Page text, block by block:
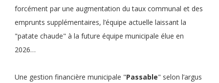
forcément par une augmentation du taux communal et des
emprunts supplémentaires, l’équipe actuelle laissant la
"patate chaude" à la future équipe municipale élue en
2026…
Une gestion financière municipale "Passable" selon l’argus